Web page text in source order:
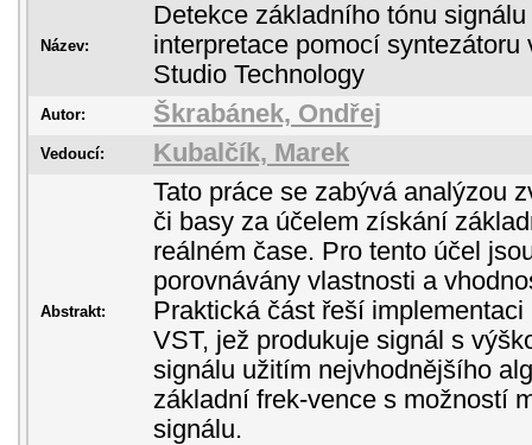
Název:
Detekce základního tónu
interpretace pomocí syntezátoru
Studio Technology
Autor: Škrabánek, Ondřej
Vedoucí: Kubalčík, Marek
Abstrakt:
Tato práce se zabývá analýzou
či basy za účelem získání
reálném čase. Pro tento účel
porovnávány vlastnosti a
Praktická část řeší
VST, jež produkuje signál s
signálu užitím nejvhodnějšího
základní frek-vence s možností
signálu.